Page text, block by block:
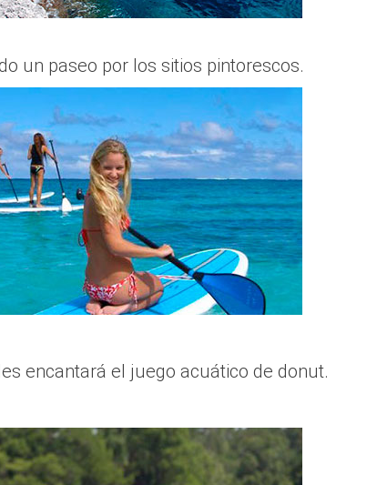
un paseo por los sitios pintorescos.
encantará el juego acuático de donut.